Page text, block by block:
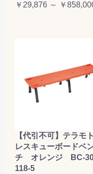
￥29,876 ～ ￥
【代引不可】テラモ
レスキューボードベ
チ オレンジ BC-
118-5